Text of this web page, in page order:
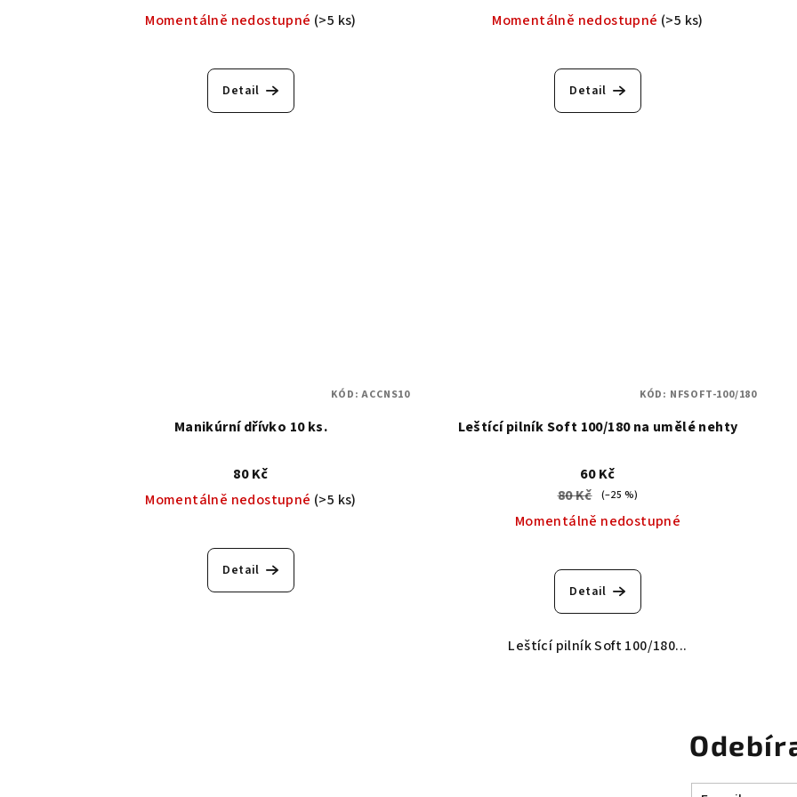
Momentálně nedostupné (>5 ks)
Detail
Momentálně nedostupné (>5 ks)
Detail
Manikúrní dřívko 10 ks.
80 Kč
Momentálně nedostupné (>5 ks)
Detail
KÓD:ACCNS10
Leštící pilník Soft 100/180 na umělé nehty
60 Kč
80 Kč
(–25 %)
Momentálně nedostupné
hodnocení
produktu
je
5,0
Detail
Leštící pilník Soft 100/180...
KÓD: NFSOFT-100/180